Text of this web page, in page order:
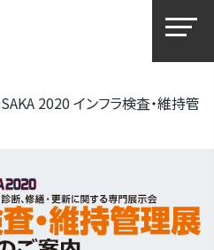
2020 インフラ検査・維持管